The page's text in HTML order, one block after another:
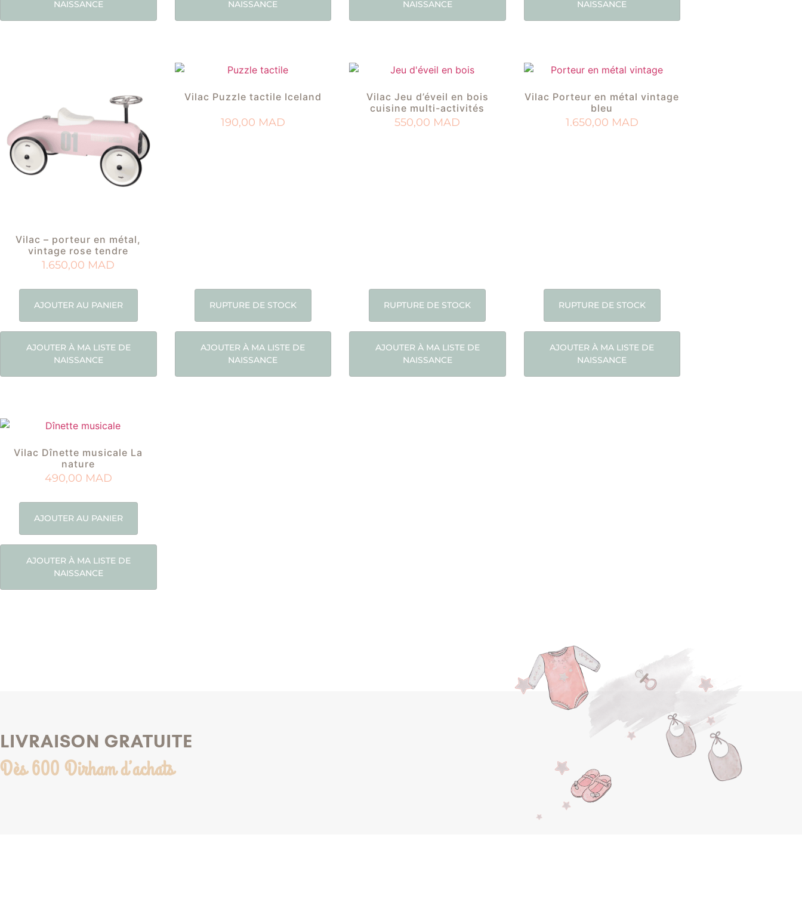
NAISSANCE
NAISSANCE
NAISSANCE
NAISSANCE
Vilac – porteur en métal,
vintage rose tendre
1.650,00 MAD
AJOUTER AU PANIER
AJOUTER À MA LISTE DE
NAISSANCE
Vilac Puzzle tactile Iceland
190,00 MAD
RUPTURE DE STOCK
AJOUTER À MA LISTE DE
NAISSANCE
Vilac Jeu d’éveil en bois
cuisine multi-activités
550,00 MAD
RUPTURE DE STOCK
AJOUTER À MA LISTE DE
NAISSANCE
Vilac Porteur en métal vintage
bleu
1.650,00 MAD
RUPTURE DE STOCK
AJOUTER À MA LISTE DE
NAISSANCE
Vilac Dînette musicale La
nature
490,00 MAD
AJOUTER AU PANIER
AJOUTER À MA LISTE DE
NAISSANCE
LIVRAISON GRATUITE
Dès 600 Dirham d’achats